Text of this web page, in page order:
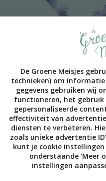
(op de foto hierboven gaapt
De Groene Meisjes
technieken) om
gegevens gebruiken wij
functioneren, het gebruik
gepersonaliseerde
effectiviteit van
diensten te verbeteren.
zoals unieke advertentie
kunt je cookie
onderstaande 'Meer
instellingen